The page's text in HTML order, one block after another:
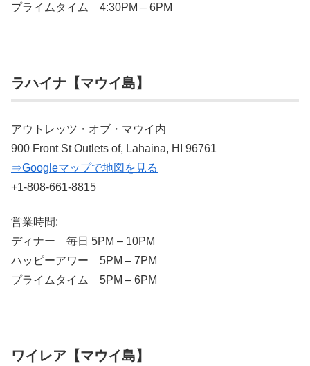
プライムタイム 4:30PM – 6PM
ラハイナ【マウイ島】
アウトレッツ・オブ・マウイ内
900 Front St Outlets of, Lahaina, HI 96761
⇒Googleマップで地図を見る
+1-808-661-8815
営業時間:
ディナー 毎日 5PM – 10PM
ハッピーアワー 5PM – 7PM
プライムタイム 5PM – 6PM
ワイレア【マウイ島】